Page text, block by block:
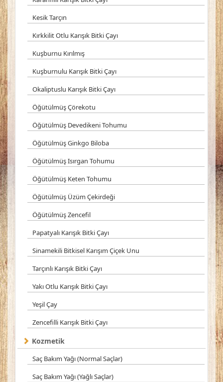
Kesik Tarçın
Kırkkilit Otlu Karışık Bitki Çayı
Kuşburnu Kırılmış
Kuşburnulu Karışık Bitki Çayı
Okaliptuslu Karışık Bitki Çayı
Öğütülmüş Çörekotu
Öğütülmüş Devedikeni Tohumu
Öğütülmüş Ginkgo Biloba
Öğütülmüş Isırgan Tohumu
Öğütülmüş Keten Tohumu
Öğütülmüş Üzüm Çekirdeği
Öğütülmüş Zencefil
Papatyalı Karışık Bitki Çayı
Sinamekili Bitkisel Karışım Çiçek Unu
Tarçınlı Karışık Bitki Çayı
Yakı Otlu Karışık Bitki Çayı
Yeşil Çay
Zencefilli Karışık Bitki Çayı
Kozmetik
Saç Bakım Yağı (Normal Saçlar)
Saç Bakım Yağı (Yağlı Saçlar)